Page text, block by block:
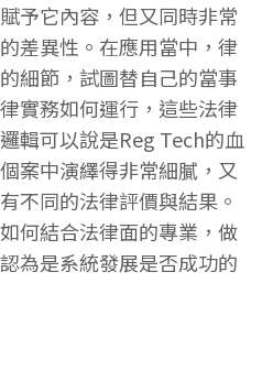
予它內容，但又同時非常
差異性。在應用當中，律
細節，試圖替自己的當事
實務如何運行，這些法律
輯可以說是Reg Tech的血
案中演繹得非常細膩，又
不同的法律評價與結果。
何結合法律面的專業，做
為是系統發展是否成功的